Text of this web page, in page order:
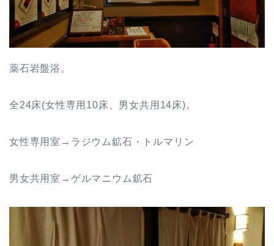
薬石岩盤浴。
全24床(女性専用10床、男女共用14床)。
女性専用室→ラジウム鉱石・トルマリン
男女共用室→ゲルマニウム鉱石